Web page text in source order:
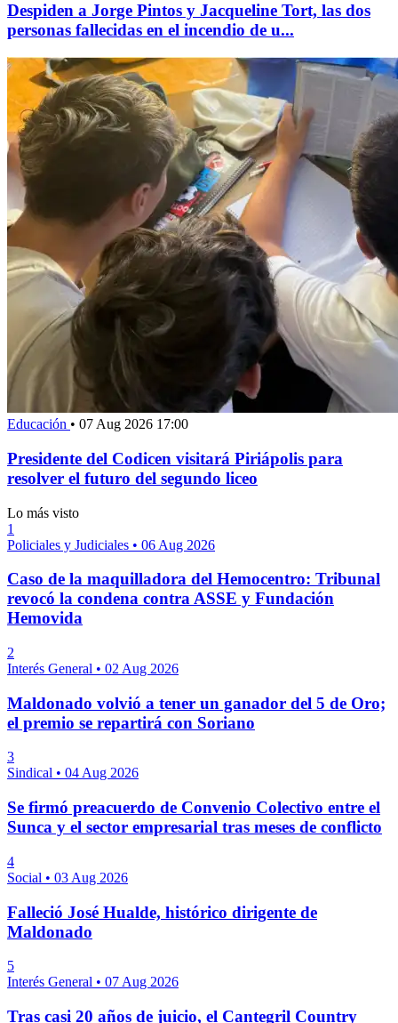
Despiden a Jorge Pintos y Jacqueline Tort, las dos
personas fallecidas en el incendio de u...
Educación • 07 Aug 2026 17:00
Presidente del Codicen visitará Piriápolis para
resolver el futuro del segundo liceo
Lo más visto
1
Policiales y Judiciales • 06 Aug 2026
Caso de la maquilladora del Hemocentro: Tribunal
revocó la condena contra ASSE y Fundación
Hemovida
2
Interés General • 02 Aug 2026
Maldonado volvió a tener un ganador del 5 de Oro;
el premio se repartirá con Soriano
3
Sindical • 04 Aug 2026
Se firmó preacuerdo de Convenio Colectivo entre el
Sunca y el sector empresarial tras meses de conflicto
4
Social • 03 Aug 2026
Falleció José Hualde, histórico dirigente de
Maldonado
5
Interés General • 07 Aug 2026
Tras casi 20 años de juicio, el Cantegril Country